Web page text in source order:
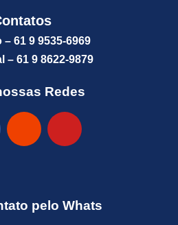
– 61 9 9535-6969
– 61 9 8622-9879
Redes
pelo Whats